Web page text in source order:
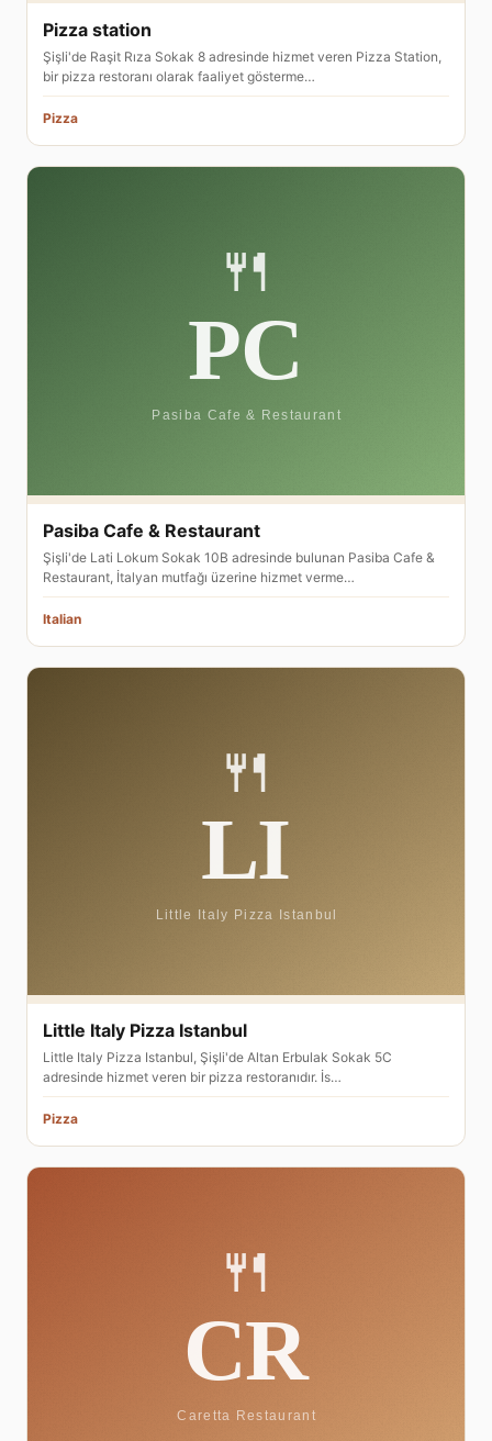
Pizza station
Şişli'de Raşit Rıza Sokak 8 adresinde hizmet veren Pizza Station,
bir pizza restoranı olarak faaliyet gösterme…
Pizza
Pasiba Cafe & Restaurant
Şişli'de Lati Lokum Sokak 10B adresinde bulunan Pasiba Cafe &
Restaurant, İtalyan mutfağı üzerine hizmet verme…
Italian
Little Italy Pizza Istanbul
Little Italy Pizza Istanbul, Şişli'de Altan Erbulak Sokak 5C
adresinde hizmet veren bir pizza restoranıdır. İs…
Pizza